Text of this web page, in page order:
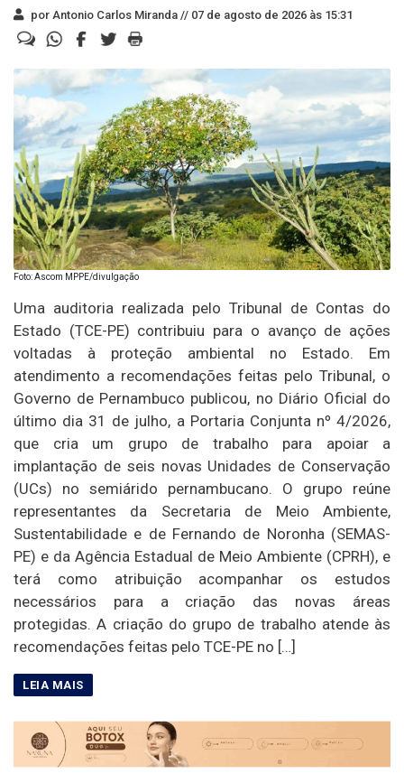
por Antonio Carlos Miranda // 07 de agosto de 2026 às 15:31
Foto: Ascom MPPE/divulgação
Uma auditoria realizada pelo Tribunal de Contas do
Estado (TCE-PE) contribuiu para o avanço de ações
voltadas à proteção ambiental no Estado. Em
atendimento a recomendações feitas pelo Tribunal, o
Governo de Pernambuco publicou, no Diário Oficial do
último dia 31 de julho, a Portaria Conjunta nº 4/2026,
que cria um grupo de trabalho para apoiar a
implantação de seis novas Unidades de Conservação
(UCs) no semiárido pernambucano. O grupo reúne
representantes da Secretaria de Meio Ambiente,
Sustentabilidade e de Fernando de Noronha (SEMAS-
PE) e da Agência Estadual de Meio Ambiente (CPRH), e
terá como atribuição acompanhar os estudos
necessários para a criação das novas áreas
protegidas. A criação do grupo de trabalho atende às
recomendações feitas pelo TCE-PE no […]